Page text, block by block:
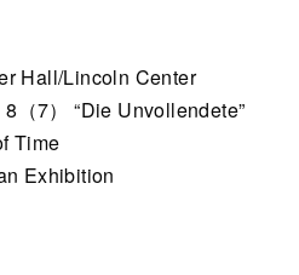
Hall/Lincoln Center
（7） “Die Unvollendete”
Time
Exhibition